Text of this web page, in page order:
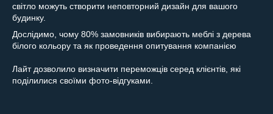
світло можуть створити неповторний дизайн для вашого
будинку.
Дослідимо, чому 80% замовників вибирають меблі з дерева
білого кольору та як проведення опитування компанією
Лайт дозволило визначити переможців серед клієнтів, які
поділилися своїми фото-відгуками.